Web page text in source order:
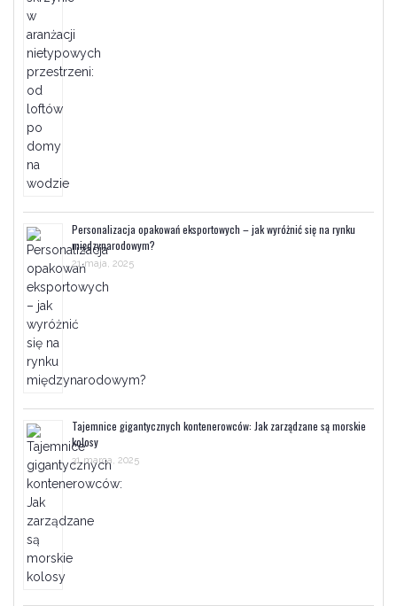
Personalizacja opakowań eksportowych – jak wyróżnić się na rynku
międzynarodowym?
21 maja, 2025
Tajemnice gigantycznych kontenerowców: Jak zarządzane są morskie
kolosy
31 marca, 2025